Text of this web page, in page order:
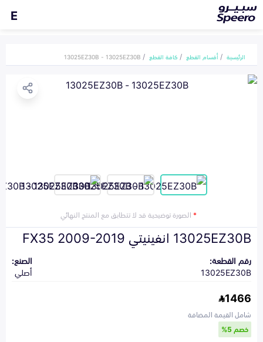
E
الرئيسية أقسام القطع كافة القطع 13025EZ30B - 13025EZ30B
*الصورة توضيحية قد لا تتطابق مع المنتج النهائي
13025EZ30B انفينيتي FX35 2009-2019
رقم القطعة:
13025EZ30B
الصنع:
أصلي
1466
شامل القيمة المضافة
خصم 5%